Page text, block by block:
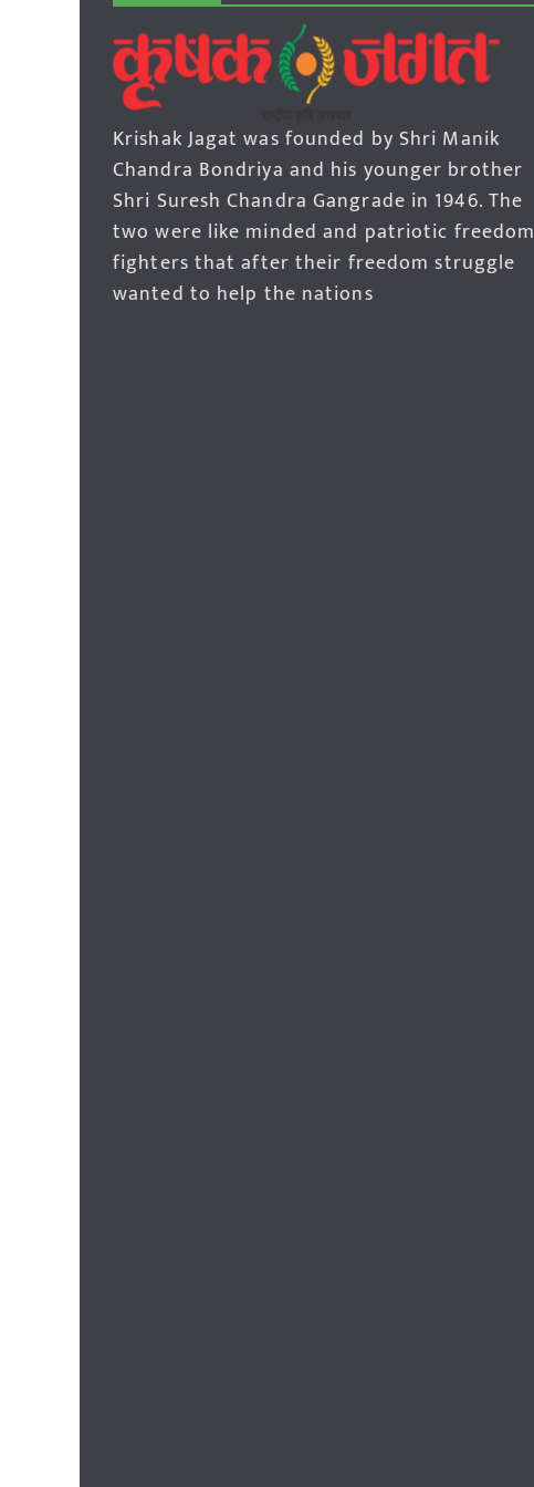
Krishak Jagat was founded by Shri Manik
Chandra Bondriya and his younger brother
Shri Suresh Chandra Gangrade in 1946. The
two were like minded and patriotic freedom
fighters that after their freedom struggle
wanted to help the nations